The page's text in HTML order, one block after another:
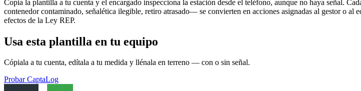
Copia la plantilla a tu cuenta y el encargado inspecciona la estación desde el teléfono, aunque no haya señal.
contenedor contaminado, señalética ilegible, retiro atrasado— se convierten en acciones asignadas al gestor o
efectos de la Ley REP.
Usa esta plantilla en tu equipo
Cópiala a tu cuenta, edítala a tu medida y llénala en terreno — con o sin señal.
Probar CaptaLog